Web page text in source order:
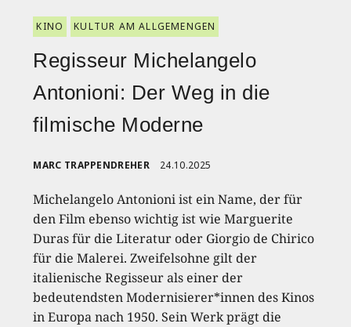
KINO KULTUR AM ALLGEMENGEN
Regisseur Michelangelo
Antonioni: Der Weg in die
filmische Moderne
MARC TRAPPENDREHER 24.10.2025
Michelangelo Antonioni ist ein Name, der für
den Film ebenso wichtig ist wie Marguerite
Duras für die Literatur oder Giorgio de Chirico
für die Malerei. Zweifelsohne gilt der
italienische Regisseur als einer der
bedeutendsten Modernisierer*innen des Kinos
in Europa nach 1950. Sein Werk prägt die